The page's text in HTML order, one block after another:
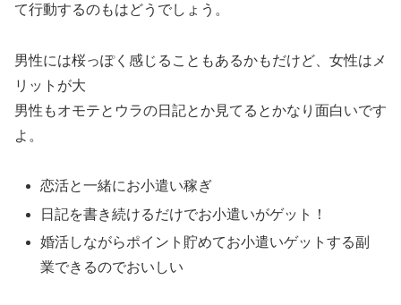
て行動するのもはどうでしょう。
男性には桜っぽく感じることもあるかもだけど、女性はメ
リットが大
男性もオモテとウラの日記とか見てるとかなり面白いです
よ。
恋活と一緒にお小遣い稼ぎ
日記を書き続けるだけでお小遣いがゲット！
婚活しながらポイント貯めてお小遣いゲットする副
業できるのでおいしい